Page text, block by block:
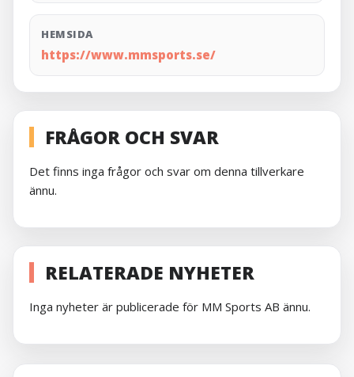
HEMSIDA
https://www.mmsports.se/
FRÅGOR OCH SVAR
Det finns inga frågor och svar om denna tillverkare
ännu.
RELATERADE NYHETER
Inga nyheter är publicerade för MM Sports AB ännu.